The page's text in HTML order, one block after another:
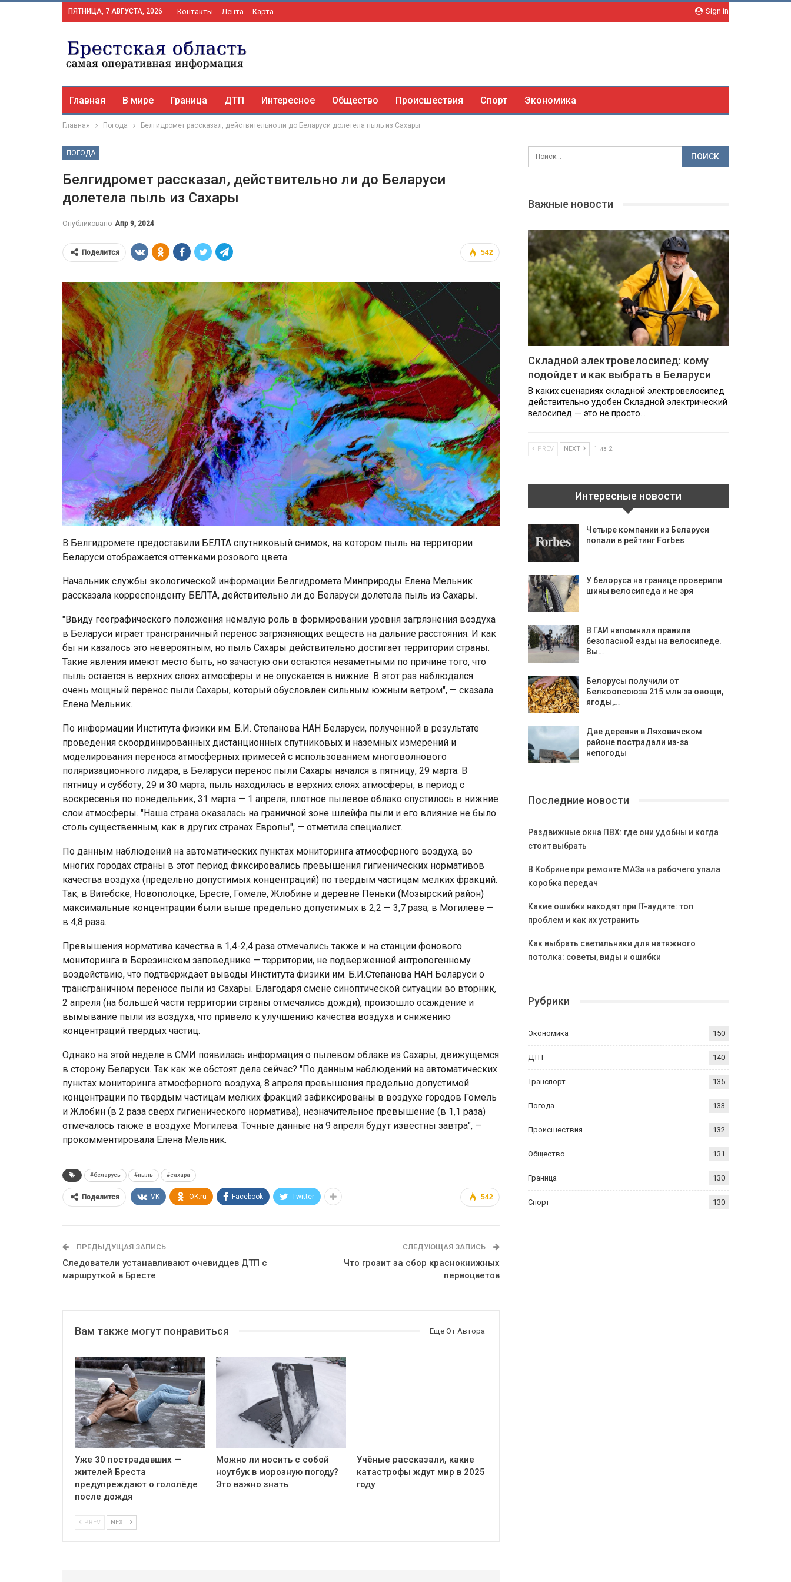
Sign in
ПЯТНИЦА, 7 АВГУСТА, 2026 Контакты Лента Карта
Главная В мире Граница ДТП Интересное Общество Происшествия Спорт Экономика
Главная Погода Белгидромет рассказал, действительно ли до Беларуси долетела пыль из Сахары
ПОГОДА
Белгидромет рассказал, действительно ли до Беларуси
долетела пыль из Сахары
Опубликовано Апр 9, 2024
542
Поделится
В Белгидромете предоставили БЕЛТА спутниковый снимок, на котором пыль на территории
Беларуси отображается оттенками розового цвета.
Начальник службы экологической информации Белгидромета Минприроды Елена Мельник
рассказала корреспонденту БЕЛТА, действительно ли до Беларуси долетела пыль из Сахары.
"Ввиду географического положения немалую роль в формировании уровня загрязнения воздуха
в Беларуси играет трансграничный перенос загрязняющих веществ на дальние расстояния. И как
бы ни казалось это невероятным, но пыль Сахары действительно достигает территории страны.
Такие явления имеют место быть, но зачастую они остаются незаметными по причине того, что
пыль остается в верхних слоях атмосферы и не опускается в нижние. В этот раз наблюдался
очень мощный перенос пыли Сахары, который обусловлен сильным южным ветром", — сказала
Елена Мельник.
По информации Института физики им. Б.И. Степанова НАН Беларуси, полученной в результате
проведения скоординированных дистанционных спутниковых и наземных измерений и
моделирования переноса атмосферных примесей с использованием многоволнового
поляризационного лидара, в Беларуси перенос пыли Сахары начался в пятницу, 29 марта. В
пятницу и субботу, 29 и 30 марта, пыль находилась в верхних слоях атмосферы, в период с
воскресенья по понедельник, 31 марта — 1 апреля, плотное пылевое облако спустилось в нижние
слои атмосферы. "Наша страна оказалась на граничной зоне шлейфа пыли и его влияние не было
столь существенным, как в других странах Европы", — отметила специалист.
По данным наблюдений на автоматических пунктах мониторинга атмосферного воздуха, во
многих городах страны в этот период фиксировались превышения гигиенических нормативов
качества воздуха (предельно допустимых концентраций) по твердым частицам мелких фракций.
Так, в Витебске, Новополоцке, Бресте, Гомеле, Жлобине и деревне Пеньки (Мозырский район)
максимальные концентрации были выше предельно допустимых в 2,2 — 3,7 раза, в Могилеве —
в 4,8 раза.
Превышения норматива качества в 1,4-2,4 раза отмечались также и на станции фонового
мониторинга в Березинском заповеднике — территории, не подверженной антропогенному
воздействию, что подтверждает выводы Института физики им. Б.И.Степанова НАН Беларуси о
трансграничном переносе пыли из Сахары. Благодаря смене синоптической ситуации во вторник,
2 апреля (на большей части территории страны отмечались дожди), произошло осаждение и
вымывание пыли из воздуха, что привело к улучшению качества воздуха и снижению
концентраций твердых частиц.
Однако на этой неделе в СМИ появилась информация о пылевом облаке из Сахары, движущемся
в сторону Беларуси. Так как же обстоят дела сейчас? "По данным наблюдений на автоматических
пунктах мониторинга атмосферного воздуха, 8 апреля превышения предельно допустимой
концентрации по твердым частицам мелких фракций зафиксированы в воздухе городов Гомель
и Жлобин (в 2 раза сверх гигиенического норматива), незначительное превышение (в 1,1 раза)
отмечалось также в воздухе Могилева. Точные данные на 9 апреля будут известны завтра", —
прокомментировала Елена Мельник.
#беларусь #пыль #сахара
542
Поделится VK OK.ru Facebook Twitter
ПРЕДЫДУЩАЯ ЗАПИСЬ
Следователи устанавливают очевидцев ДТП с
маршруткой в Бресте
СЛЕДУЮЩАЯ ЗАПИСЬ
Что грозит за сбор краснокнижных
первоцветов
Вам также могут понравиться Еще От Автора
Уже 30 пострадавших —
жителей Бреста
предупреждают о гололёде
после дождя
Можно ли носить с собой
ноутбук в морозную погоду?
Это важно знать
Учёные рассказали, какие
катастрофы ждут мир в 2025
году
PREV NEXT
Важные новости
Складной электровелосипед: кому
подойдет и как выбрать в Беларуси
В каких сценариях складной электровелосипед
действительно удобен Складной электрический
велосипед — это не просто…
PREV NEXT 1 из 2
Интересные новости
Четыре компании из Беларуси
попали в рейтинг Forbes
У белоруса на границе проверили
шины велосипеда и не зря
В ГАИ напомнили правила
безопасной езды на велосипеде.
Вы…
Белорусы получили от
Белкоопсоюза 215 млн за овощи,
ягоды,…
Две деревни в Ляховичском
районе пострадали из-за
непогоды
Последние новости
Раздвижные окна ПВХ: где они удобны и когда
стоит выбрать
В Кобрине при ремонте МАЗа на рабочего упала
коробка передач
Какие ошибки находят при IT-аудите: топ
проблем и как их устранить
Как выбрать светильники для натяжного
потолка: советы, виды и ошибки
Рубрики
Экономика 150
ДТП 140
Транспорт 135
Погода 133
Происшествия 132
Общество 131
Граница 130
Спорт 130